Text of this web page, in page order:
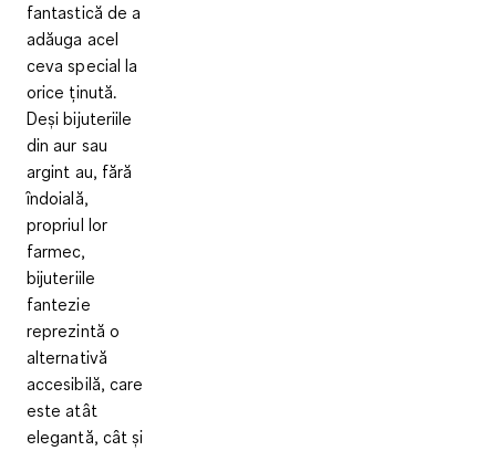
fantastică de a
adăuga acel
ceva special la
orice ținută.
Deși bijuteriile
din aur sau
argint au, fără
îndoială,
propriul lor
farmec,
bijuteriile
fantezie
reprezintă o
alternativă
accesibilă, care
este atât
elegantă, cât și